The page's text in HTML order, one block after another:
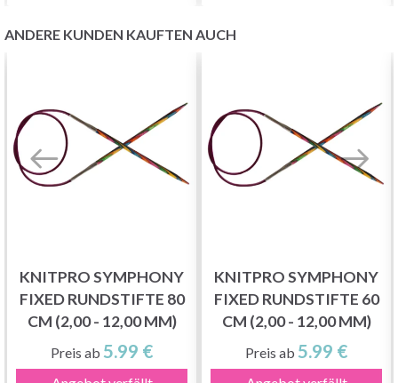
ANDERE KUNDEN KAUFTEN AUCH
KNITPRO SYMPHONY
FIXED RUNDSTIFTE 80
CM (2,00 - 12,00 MM)
Preis ab 5.99 €
KNITPRO SYMPHONY
FIXED RUNDSTIFTE 60
CM (2,00 - 12,00 MM)
Preis ab 5.99 €